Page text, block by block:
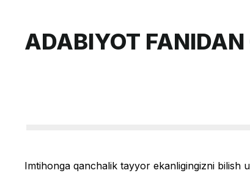
ADABIYOT
Imtihonga qanchalik tayyor ekanligingizni bilish